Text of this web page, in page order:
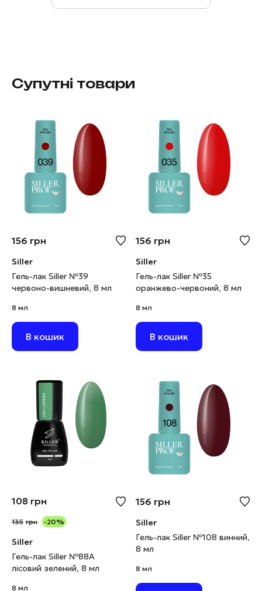
Супутні товари
156 грн
Siller
Гель-лак Siller №39
червоно-вишневий, 8 мл
8 мл
В кошик
156 грн
Siller
Гель-лак Siller №35
оранжево-червоний, 8 мл
8 мл
В кошик
108 грн
135 грн -20%
Siller
Гель-лак Siller №88А
лісовий зелений, 8 мл
8 мл
156 грн
Siller
Гель-лак Siller №108 винний,
8 мл
8 мл